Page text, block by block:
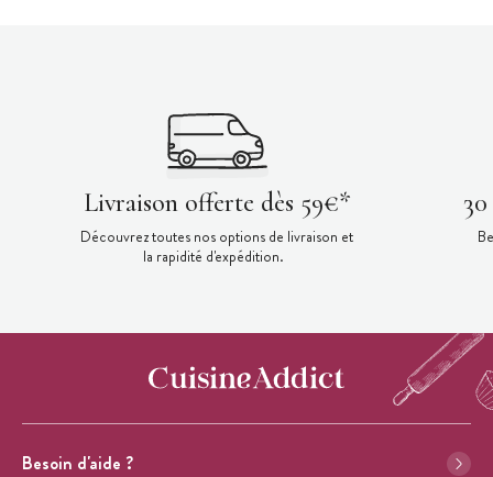
Livraison offerte dès 59€*
Découvrez toutes nos options de livraison et
la rapidité d'expédition.
Besoin d'aide ?